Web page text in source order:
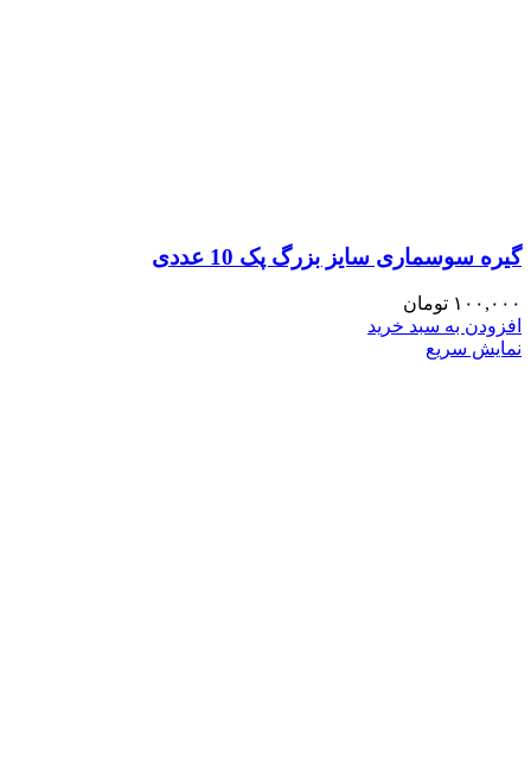
گیره سوسماری سایز بزرگ پک 10 عددی
۱۰۰,۰۰۰ تومان
افزودن به سبد خرید
نمایش سریع